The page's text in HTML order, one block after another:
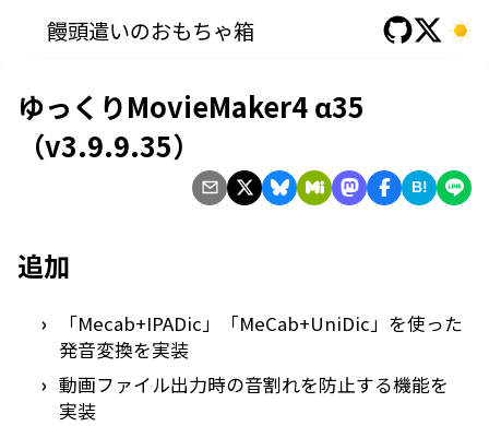
饅頭遣いのおもちゃ箱
ゆっくりMovieMaker4 α35
（v3.9.9.35）
B!
追加
「Mecab+IPADic」「MeCab+UniDic」を使った
発音変換を実装
動画ファイル出力時の音割れを防止する機能を
実装